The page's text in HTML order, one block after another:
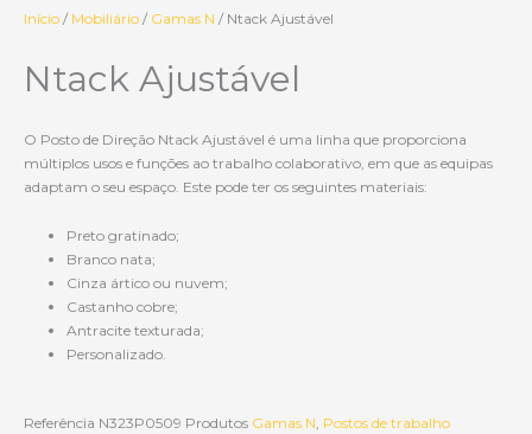
Início / Mobiliário / Gamas N / Ntack Ajustável
Ntack Ajustável
O Posto de Direção Ntack Ajustável é uma linha que proporciona
múltiplos usos e funções ao trabalho colaborativo, em que as equipas
adaptam o seu espaço. Este pode ter os seguintes materiais:
Preto gratinado;
Branco nata;
Cinza ártico ou nuvem;
Castanho cobre;
Antracite texturada;
Personalizado.
Referência N323P0509 Produtos Gamas N, Postos de trabalho